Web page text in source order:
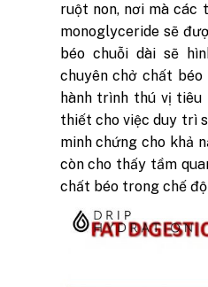
ruột non, nơi mà các
monoglyceride sẽ
béo chuỗi dài sẽ
chuyên chở chất
hành trình thú vị
thiết cho việc duy trì
minh chứng cho khả
còn cho thấy tầm
chất béo trong chế